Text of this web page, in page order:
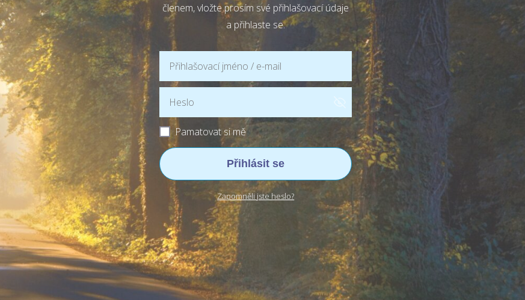
členem, vložte prosím své přihlašovací údaje
a přihlaste se.
Pamatovat si mě
Přihlásit se
Zapomněli jste heslo?